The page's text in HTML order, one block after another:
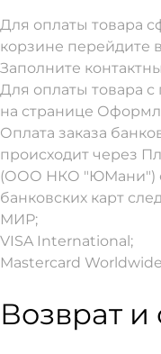
Для оплаты товара
корзине перейдите
Заполните
Для оплаты товара
на странице
Оплата заказа
происходит через
(ООО НКО "ЮМани")
банковских карт
МИР;
VISA International;
Mastercard
Возврат